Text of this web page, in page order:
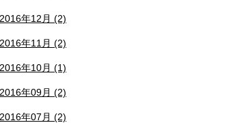
2016年12月 (2)
2016年11月 (2)
2016年10月 (1)
2016年09月 (2)
2016年07月 (2)